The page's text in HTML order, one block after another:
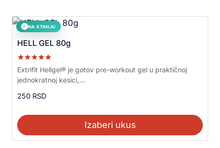
✓ NA STANJU
HELL GEL 80g
Ocenjeno sa
5.00
od 5
Extrifit Hellgel® je gotov pre-workout gel u praktičnoj
jednokratnoj kesici,...
250 RSD
Izaberi ukus